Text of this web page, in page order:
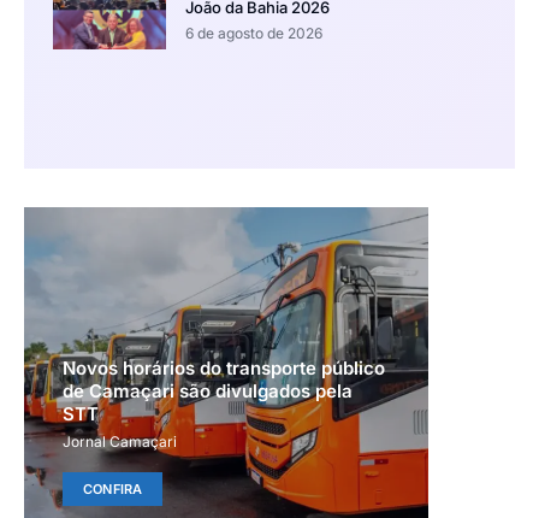
João da Bahia 2026
6 de agosto de 2026
Novos horários do transporte público
de Camaçari são divulgados pela
STT
Jornal Camaçari
CONFIRA